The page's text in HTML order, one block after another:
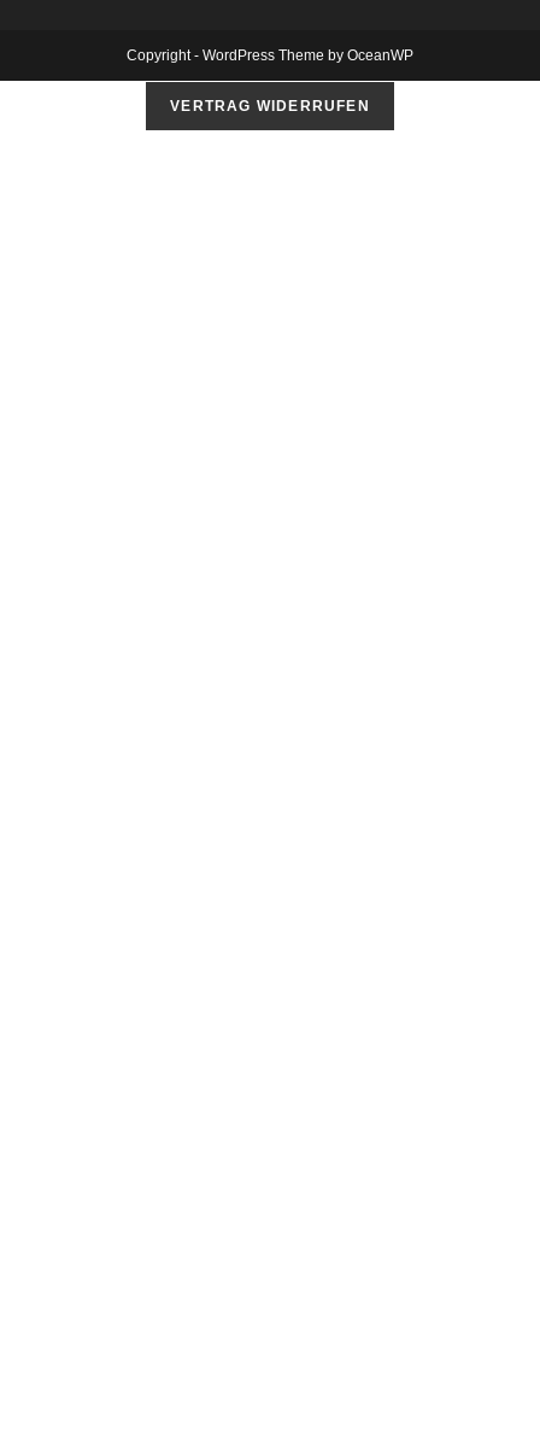
Copyright - WordPress Theme by OceanWP
VERTRAG WIDERRUFEN